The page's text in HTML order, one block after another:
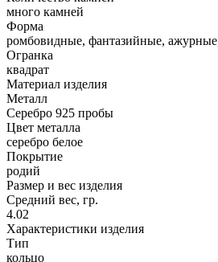
много камней
Форма
ромбовидные, фантазийные,
Огранка
квадрат
Материал изделия
Металл
Серебро 925 пробы
Цвет металла
серебро белое
Покрытие
родий
Размер и вес изделия
Средний вес, гр.
4.02
Характеристики изделия
Тип
кольцо